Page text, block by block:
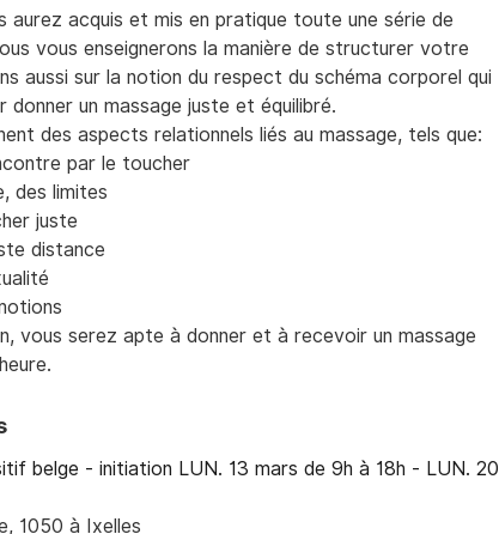
aurez acquis et mis en pratique toute une série de
vous enseignerons la manière de structurer votre
aussi sur la notion du respect du schéma corporel qui
un massage juste et équilibré.
des aspects relationnels liés au massage, tels que:
par le toucher
des limites
juste
distance
vous serez apte à donner et à recevoir un massage
belge - initiation LUN. 13 mars de 9h à 18h - LUN. 20
1050 à Ixelles